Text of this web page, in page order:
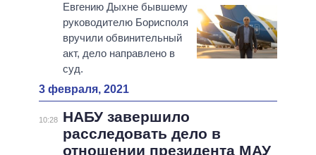
Евгению Дыхне бывшему
руководителю Борисполя
вручили обвинительный
акт, дело направлено в
суд.
3 февраля, 2021
10:28
НАБУ завершило
расследовать дело в
отношении президента МАУ